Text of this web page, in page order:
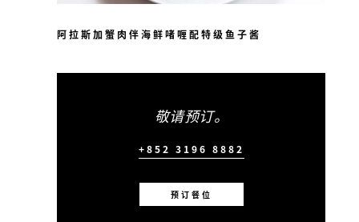
阿拉斯加蟹肉伴海鲜啫喱配特级鱼子酱
敬请预订。
+852 3196 8882
预订餐位